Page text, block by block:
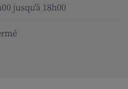
jusqu'à 18h00